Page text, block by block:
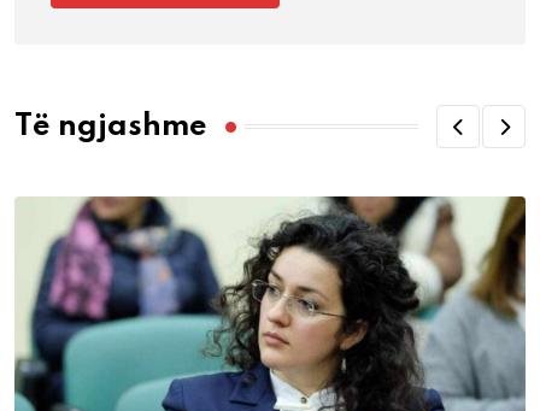
Të ngjashme